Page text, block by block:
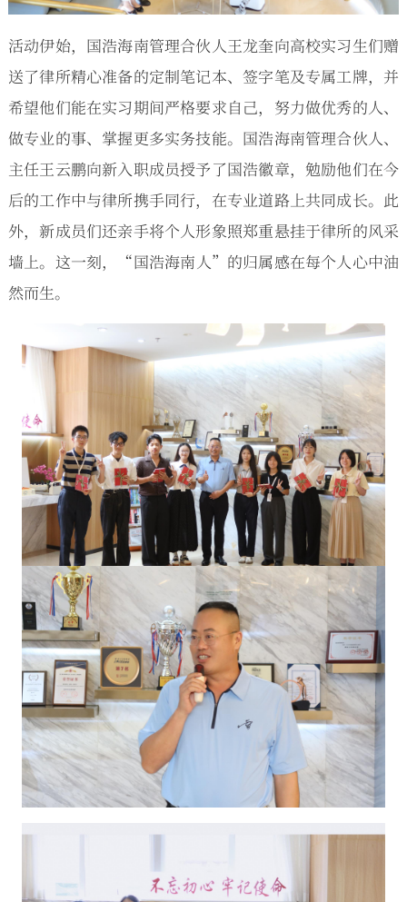
活动伊始，国浩海南管理合伙人王龙奎向高校实习生们赠
送了律所精心准备的定制笔记本、签字笔及专属工牌，并
希望他们能在实习期间严格要求自己，努力做优秀的人、
做专业的事、掌握更多实务技能。国浩海南管理合伙人、
主任王云鹏向新入职成员授予了国浩徽章，勉励他们在今
后的工作中与律所携手同行，在专业道路上共同成长。此
外，新成员们还亲手将个人形象照郑重悬挂于律所的风采
墙上。这一刻，“国浩海南人”的归属感在每个人心中油
然而生。